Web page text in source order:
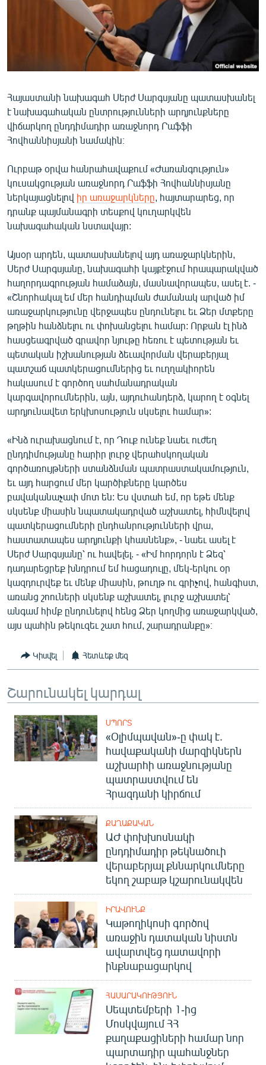
ՄԻՋԱԶԳԱՅԻՆ
ՄԵԿՆԱԲԱՆՈՒԹՅՈՒՆ
ՏՏ ԵՒ ԻՆՏԵՐՆԵՏ
ԿՈՐՈՆԱՎԻՐՈՒՍ
ԱՐԽԻՎ
ԲԱՆԱՎԵՃ
ՁԳՏԵԼՈՎ ԼԱՎԱԳՈՒՅՆԻՆ
ՓՈԴՔԱՍԹ
Հայերեն
English
Русский
ՀԵՏԵՎԵՔ ՄԵԶ
«Ազատության» բոլոր կայքերը
Հայաստանի նախագահ Սերժ Սարգսյանը պատասխանել
է նախագահական ընտրությունների արդյունքները
վիճարկող ընդդիմադիր առաջնորդ Րաֆֆի
Հովհաննիսյանի նամակին։
Ուրբաթ օրվա հանրահավաքում «Ժառանգություն»
կուսակցության առաջնորդ Րաֆֆի Հովհաննիսյանը
ներկայացնելով իր առաջարկները , հայտարարեց, որ
դրանք պայմանագրի տեսքով կուղարկվեն
նախագահական նստավայր:
Այսօր արդեն, պատասխանելով այդ առաջարկներին,
Սերժ Սարգսյանը, նախագահի կայքէջում հրապարակված
հաղորդագրության համաձայն, մասնավորապես, ասել է. -
«Շնորհակալ եմ մեր հանդիպման ժամանակ արված իմ
առաջարկությունը վերջապես ընդունելու եւ Ձեր մտքերը
թղթին հանձնելու ու փոխանցելու համար: Որքան էլ ինձ
հասցեագրված գրավոր նյութը հեռու է պետության եւ
պետական իշխանության ձեւավորման վերաբերյալ
պատշաճ պատկերացումներից եւ ուղղակիորեն
հակասում է գործող սահմանադրական
կարգավորումներին, այն, այդուհանդերձ, կարող է օգնել
արդյունավետ երկխոսություն սկսելու համար»:
«Ինձ ուրախացնում է, որ Դուք ունեք նաեւ ուժեղ
ընդդիմությանը հարիր լուրջ վերահսկողական
գործառույթների ստանձնման պատրաստակամություն,
եւ այդ հարցում մեր կարծիքները կարծես
բավականաչափ մոտ են: Ես վստահ եմ, որ եթե մենք
սկսենք միասին նպատակադրված աշխատել, հիմնվելով
պատկերացումների ընդհանրությունների վրա,
հաստատապես արդյունքի կհասնենք», - նաեւ ասել է
Սերժ Սարգսյանը՝ ու հավելել. - «Իմ հորդորն է Ձեզ՝
դադարեցրեք խնդրում եմ հացադուլը, մեկ-երկու օր
կազդուրվեք եւ մենք միասին, թուղթ ու գրիչով, հանգիստ,
առանց շոուների սկսենք աշխատել, լուրջ աշխատել՝
անգամ հիմք ընդունելով հենց Ձեր կողմից առաջարկված,
այս պահին թեկուզեւ շատ հում, շարադրանքը»։
Կիսվել Հետևեք մեզ
Շարունակել կարդալ
ՍՊՈՐՏ
«Օլիմպավան»-ը փակ է.
հավաքականի մարզիկներն
աշխարհի առաջնությանը
պատրաստվում են
Հրազդանի կիրճում
ՔԱՂԱՔԱԿԱՆ
ԱԺ փոխխոսնակի
ընդդիմադիր թեկնածուի
վերաբերյալ քննարկումները
եկող շաբաթ կշարունակվեն
ԻՐԱՎՈՒՆՔ
Կաթողիկոսի գործով
առաջին դատական նիստն
ավարտվեց դատավորի
ինքնաբացարկով
ՀԱՍԱՐԱԿՈՒԹՅՈՒՆ
Սեպտեմբերի 1-ից
Մոսկվայում ՀՀ
քաղաքացիների համար նոր
պարտադիր պահանջներ